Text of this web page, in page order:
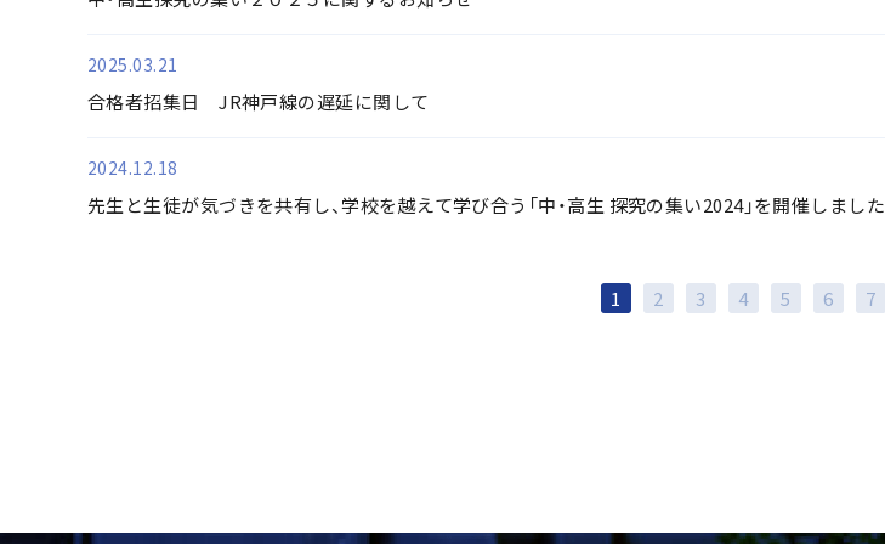
2025.03.21
合格者招集日 JR神戸線の遅延に関して
2024.12.18
先生と生徒が気づきを共有し、学校を越えて学び合う「中・高生 探究の集い2024」を開催しました
1 2 3 4 5 6 7